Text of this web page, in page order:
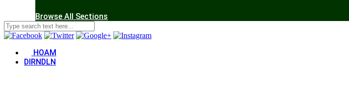
Browse All Sections
HOAM
DIRNDLN